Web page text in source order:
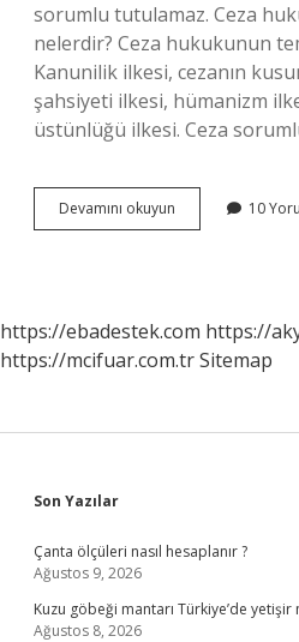
sorumlu tutulamaz. Ceza
nelerdir? Ceza hukukunun
Kanunilik ilkesi, cezanın
şahsiyeti ilkesi, hümanizm
üstünlüğü ilkesi. Ceza
Devamını okuyun Cezanın
Bireyselleştirilmesi
10
https://ebadestek.com https://
https://mcifuar.com.trSitemap
Sidebar
Son Yazılar
Çanta ölçüleri nasıl hesaplanır ?
Ağustos 9, 2026
Kuzu göbeği mantarı Türkiye’de yetişir
Ağustos 8, 2026